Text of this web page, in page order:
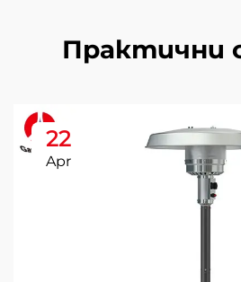
Практични
22
Apr